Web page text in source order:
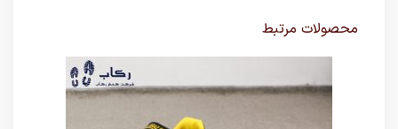
محصولات مرتبط